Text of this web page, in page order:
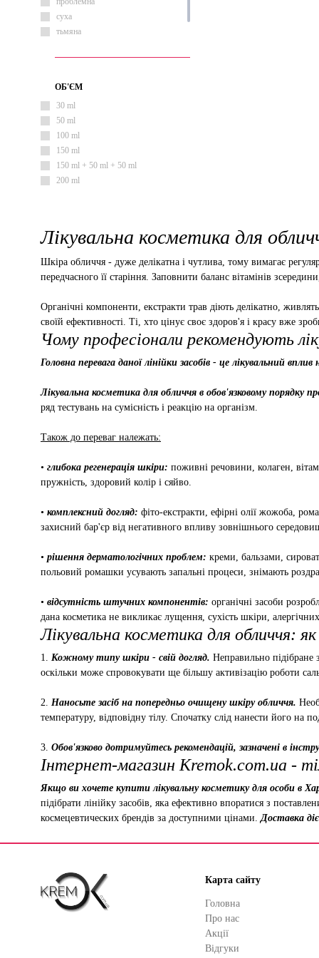
суха
тьмяна
ОБ'ЄМ
30 ml
50 ml
100 ml
150 ml
150 ml + 50 ml + 50 ml
200 ml
Лікувальна косметика для
Шкіра обличчя - дуже делікатна і чутлива, тому вимагає
передчасного її старіння. Заповнити баланс вітамінів
Органічні компоненти, екстракти трав діють делікатно,
своїй ефективності. Ті, хто цінує своє здоров'я і красу вже
Чому професіонали рекомендують
Головна перевага даної лінійки засобів - це лікувальний вплив
Лікувальна косметика для обличчя в обов'язковому порядку
ряд тестувань на сумісність і реакцію на організм.
Також до переваг належать:
• глибока регенерація шкіри: поживні речовини, колаген,
пружність, здоровий колір і сяйво.
• комплексний догляд: фіто-екстракти, ефірні олії жожоба,
захисний бар'єр від негативного впливу зовнішнього
• рішення дерматологічних проблем: креми, бальзами,
польовий ромашки усувають запальні процеси, знімають
• відсутність штучних компонентів: органічні засоби
дана косметика не викликає лущення, сухість шкіри,
Лікувальна косметика для обличчя:
1. Кожному типу шкіри - свій догляд. Неправильно
оскільки може спровокувати ще більшу активізацію роботи
2. Наносьте засіб на попередньо очищену шкіру обличчя.
температуру, відповідну тілу. Спочатку слід нанести його на
3. Обов'язково дотримуйтесь рекомендацій, зазначені в
Інтернет-магазин Kremok.com.ua -
Якщо ви хочете купити лікувальну косметику для особи в
підібрати лінійку засобів, яка ефективно впоратися з
космецевтических брендів за доступними цінами. Доставка
Карта сайту
Головна
Про нас
Акції
Відгуки